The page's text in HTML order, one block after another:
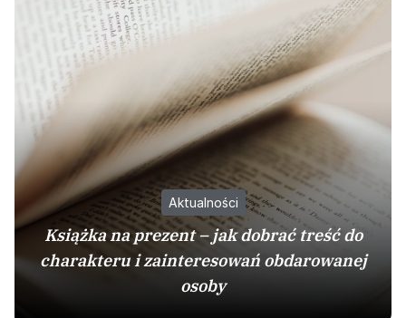
Aktualności
Książka na prezent – jak dobrać treść do
charakteru i zainteresowań obdarowanej
osoby